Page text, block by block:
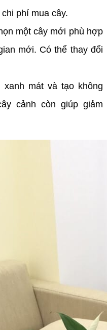
phí mua cây.
một cây mới phù hợp
mới. Có thể thay đổi
mát và tạo không
cảnh còn giúp giảm